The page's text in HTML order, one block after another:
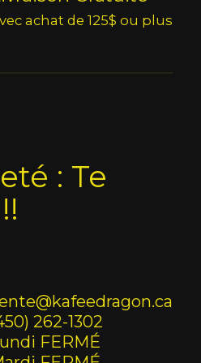
achat de 125$ ou plus
: Te
262-1302
FERMÉ